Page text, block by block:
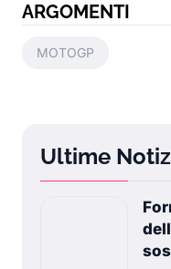
ARGOMENTI
MOTOGP
Ultime